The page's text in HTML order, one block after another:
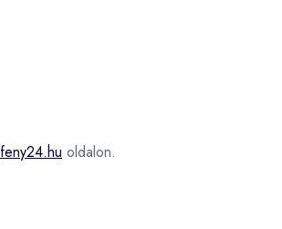
feny24.hu oldalon.